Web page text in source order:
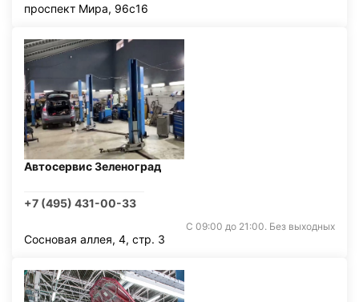
проспект Мира, 96с16
Автосервис Зеленоград
+7 (495) 431-00-33
С 09:00 до 21:00. Без выходных
Сосновая аллея, 4, стр. 3